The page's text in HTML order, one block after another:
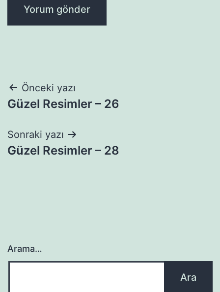
Yazı
gezinmesi
Önceki yazı
Güzel Resimler – 26
Sonraki yazı
Güzel Resimler – 28
Arama…